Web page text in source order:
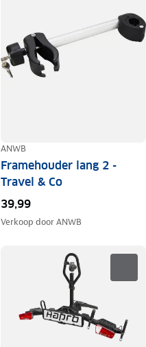
ANWB
Framehouder lang 2 -
Travel & Co
39,99
Verkoop doorANWB